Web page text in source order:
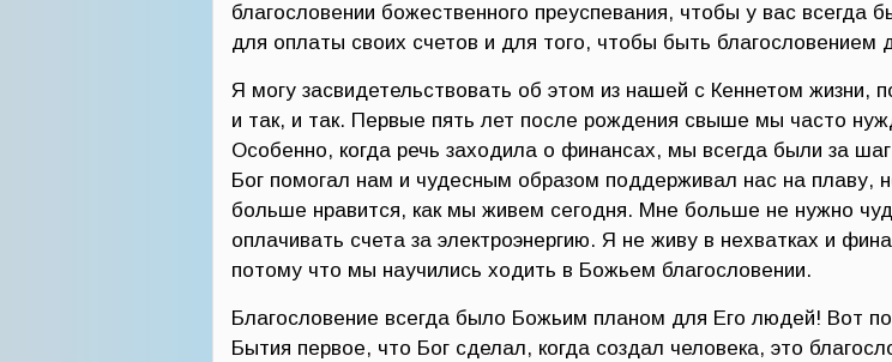
благословении божественного преуспевания, чтобы у вас всегда
для оплаты своих счетов и для того, чтобы быть благословением
Я могу засвидетельствовать об этом из нашей с Кеннетом жизни,
и так, и так. Первые пять лет после рождения свыше мы часто
Особенно, когда речь заходила о финансах, мы всегда были за
Бог помогал нам и чудесным образом поддерживал нас на плаву,
больше нравится, как мы живем сегодня. Мне больше не нужно
оплачивать счета за электроэнергию. Я не живу в нехватках и
потому что мы научились ходить в Божьем благословении.
Благословение всегда было Божьим планом для Его людей! Вот
Бытия первое, что Бог сделал, когда создал человека, это